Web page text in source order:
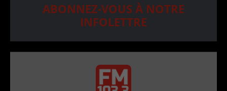
ABONNEZ-VOUS À NOTRE
INFOLETTRE